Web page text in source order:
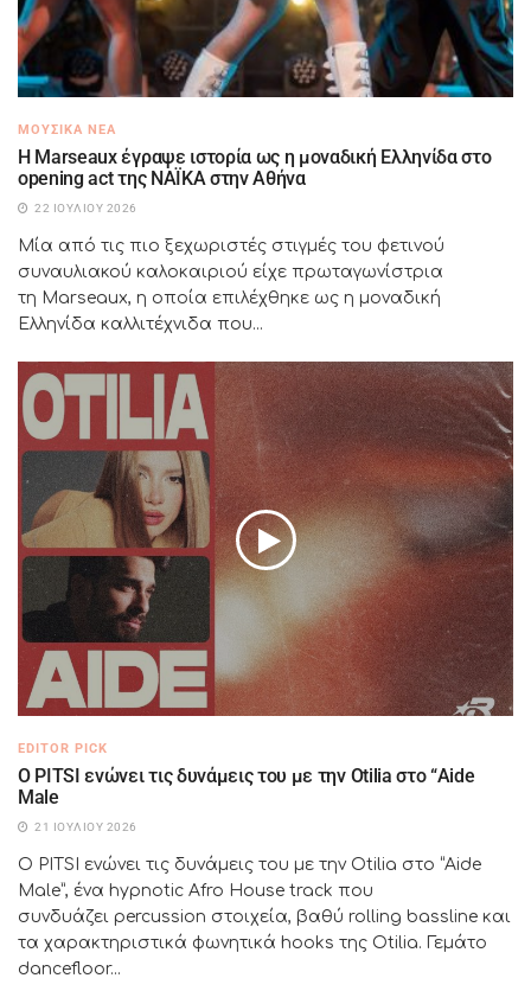
ΜΟΥΣΙΚΆ ΝΈΑ
H Marseaux έγραψε ιστορία ως η μοναδική Ελληνίδα στο
opening act της NAÏKA στην Αθήνα
22 ΙΟΥΛΊΟΥ 2026
Μία από τις πιο ξεχωριστές στιγμές του φετινού
συναυλιακού καλοκαιριού είχε πρωταγωνίστρια
τη Marseaux, η οποία επιλέχθηκε ως η μοναδική
Ελληνίδα καλλιτέχνιδα που...
EDITOR PICK
Ο PITSI ενώνει τις δυνάμεις του με την Otilia στο “Aide
Male
21 ΙΟΥΛΊΟΥ 2026
Ο PITSI ενώνει τις δυνάμεις του με την Otilia στο “Aide
Male”, ένα hypnotic Afro House track που
συνδυάζει percussion στοιχεία, βαθύ rolling bassline και
τα χαρακτηριστικά φωνητικά hooks της Otilia. Γεμάτο
dancefloor...